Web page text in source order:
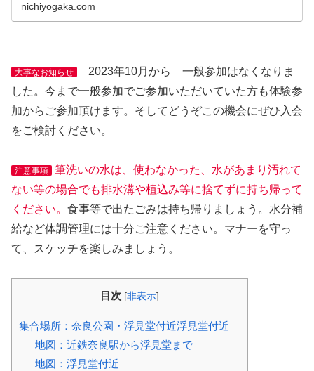
nichiyogaka.com
大事なお知らせ
2023年10月から 一般参加はなくなりま
した。今まで一般参加でご参加いただいていた方も体験参
加からご参加頂けます。そしてどうぞこの機会にぜひ入会
をご検討ください。
注意事項
筆洗いの水は、使わなかった、水があまり汚れて
ない等の場合でも排水溝や植込み等に捨てずに持ち帰って
ください。 食事等で出たごみは持ち帰りましょう。水分補
給など体調管理には十分ご注意ください。マナーを守っ
て、スケッチを楽しみましょう。
目次 [非表示]
集合場所：奈良公園・浮見堂付近浮見堂付近
地図：近鉄奈良駅から浮見堂まで
地図：浮見堂付近